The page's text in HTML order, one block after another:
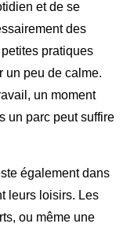
et de se
des
pratiques
un peu de calme.
un moment
un parc peut suffire
également dans
leurs loisirs. Les
ou même une